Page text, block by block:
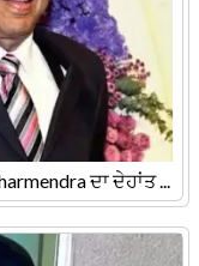
ਦਾ ਦੇਹਾਂਤ ...